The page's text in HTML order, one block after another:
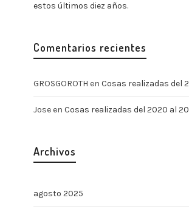
estos últimos diez años.
Comentarios recientes
GROSGOROTH en Cosas realizadas del 2020 al 2025.
Joseen Cosas realizadas del 2020 al 2025.
Archivos
agosto 2025